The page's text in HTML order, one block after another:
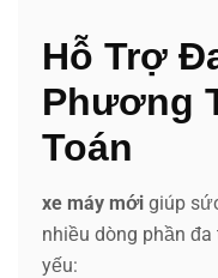
Hỗ Trợ
Phương
Toán
xe máy mới giúp
nhiều dòng phần
yếu: